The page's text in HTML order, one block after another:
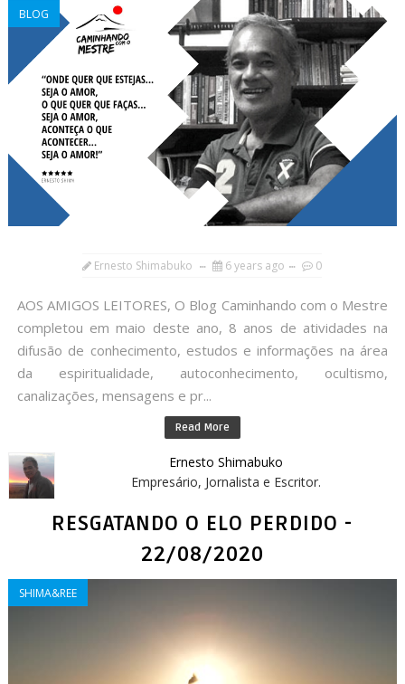
BLOG
Ernesto Shimabuko 6 years ago 0
AOS AMIGOS LEITORES, O Blog Caminhando com o Mestre
completou em maio deste ano, 8 anos de atividades na
difusão de conhecimento, estudos e informações na área
da espiritualidade, autoconhecimento, ocultismo,
canalizações, mensagens e pr...
Read More
Ernesto Shimabuko
Empresário, Jornalista e Escritor.
RESGATANDO O ELO PERDIDO -
22/08/2020
SHIMA&REE